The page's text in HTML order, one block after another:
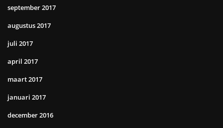
september 2017
augustus 2017
juli 2017
april 2017
maart 2017
januari 2017
december 2016